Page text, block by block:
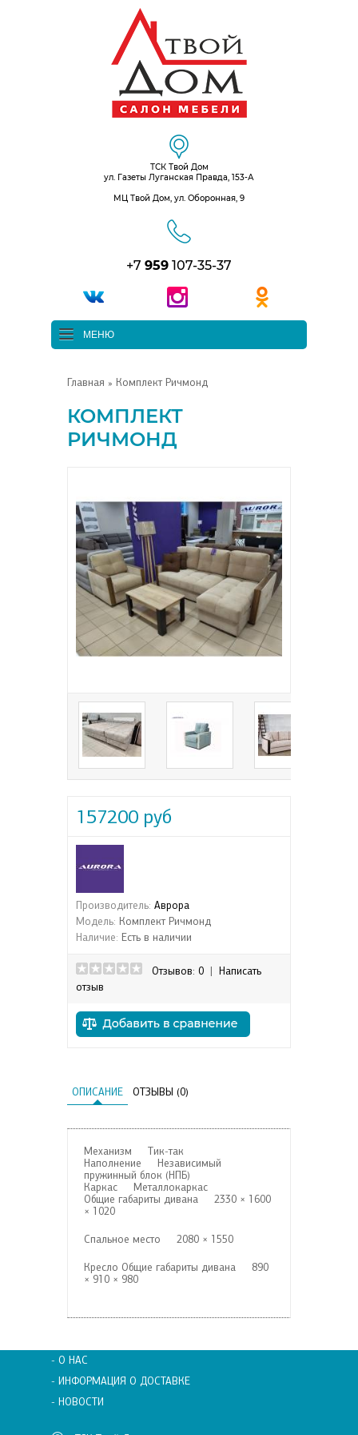
ТСК Твой Дом
ул. Газеты Луганская Правда, 153-А
МЦ Твой Дом, ул. Оборонная, 9
+7 959 107-35-37
МЕНЮ
Главная » Комплект Ричмонд
КОМПЛЕКТ
РИЧМОНД
157200 руб
Производитель: Аврора
Модель: Комплект Ричмонд
Наличие: Есть в наличии
Отзывов: 0
Написать
отзыв
ОПИСАНИЕ ОТЗЫВЫ (0)
Механизм Тик-так
Наполнение Независимый
пружинный блок (НПБ)
Каркас Металлокаркас
Общие габариты дивана 2330 × 1600
× 1020
Спальное место 2080 × 1550
Кресло Общие габариты дивана 890
× 910 × 980
- О НАС
- ИНФОРМАЦИЯ О ДОСТАВКЕ
- НОВОСТИ